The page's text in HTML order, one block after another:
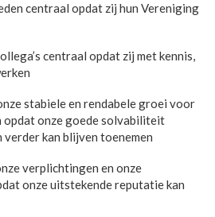
centraal opdat zij hun Vereniging
centraal opdat zij met kennis,
stabiele en rendabele groei voor
opdat onze goede solvabiliteit
kan blijven toenemen
verplichtingen en onze
onze uitstekende reputatie kan